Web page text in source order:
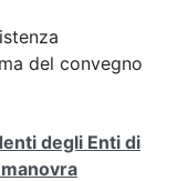
del convegno
degli Enti di